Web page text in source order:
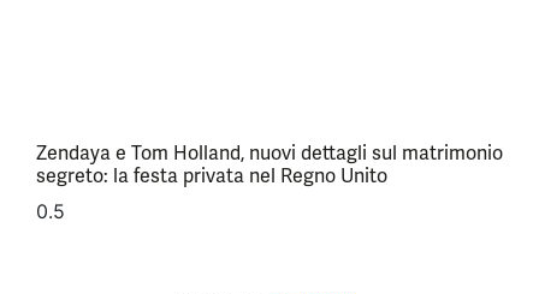
Zendaya e Tom Holland, nuovi dettagli sul matrimonio
segreto: la festa privata nel Regno Unito